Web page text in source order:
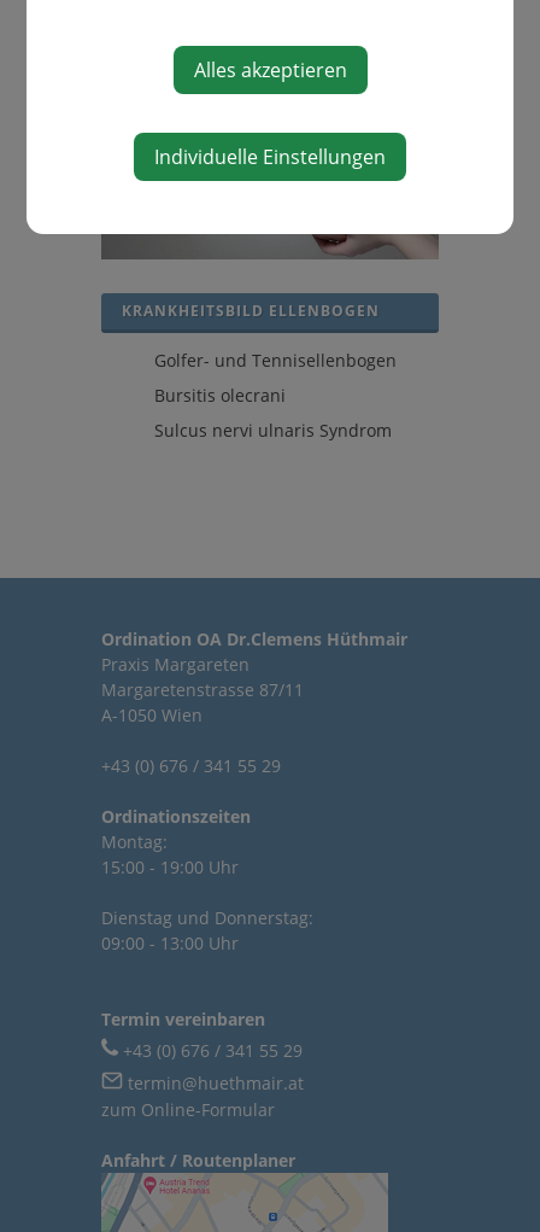
KRANKHEITSBILD ELLENBOGEN
Golfer- und Tennisellenbogen
Bursitis olecrani
Sulcus nervi ulnaris Syndrom
Ordination OA Dr.Clemens Hüthmair
Praxis Margareten
Margaretenstrasse 87/11
A-1050 Wien
+43 (0) 676 / 341 55 29
Ordinationszeiten
Montag:
15:00 - 19:00 Uhr
Dienstag und Donnerstag:
09:00 - 13:00 Uhr
Termin vereinbaren
+43 (0) 676 / 341 55 29
termin@huethmair.at
zum Online-Formular
Anfahrt / Routenplaner
Alles akzeptieren
Individuelle Einstellungen